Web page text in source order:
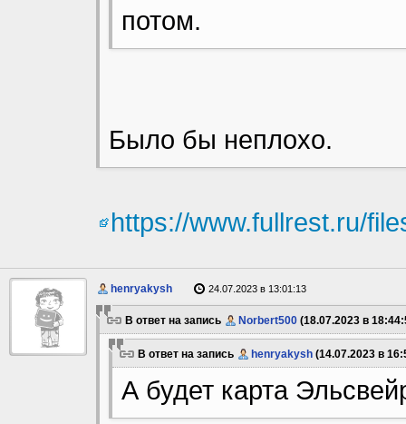
потом.
Было бы неплохо.
https://www.fullrest.ru/
henryakysh 24.07.2023 в 13:01:13
В ответ на запись Norbert500 (18.07.2023 в
В ответ на запись henryakysh (14.07.2023 в
А будет карта